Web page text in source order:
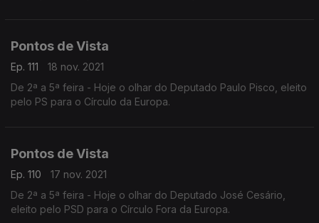
Pontos de Vista
Ep. 111
18 nov. 2021
De 2ª a 5ª feira - Hoje o olhar do Deputado Paulo Pisco, eleito
pelo PS para o Círculo da Europa.
Pontos de Vista
Ep. 110
17 nov. 2021
De 2ª a 5ª feira - Hoje o olhar do Deputado José Cesário,
eleito pelo PSD para o Círculo Fora da Europa.